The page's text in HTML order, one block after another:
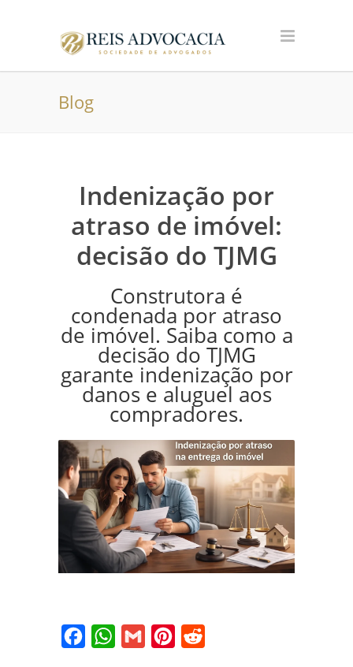
Blog
Indenização por
atraso de imóvel:
decisão do TJMG
Construtora é
condenada por atraso
de imóvel. Saiba como a
decisão do TJMG
garante indenização por
danos e aluguel aos
compradores.